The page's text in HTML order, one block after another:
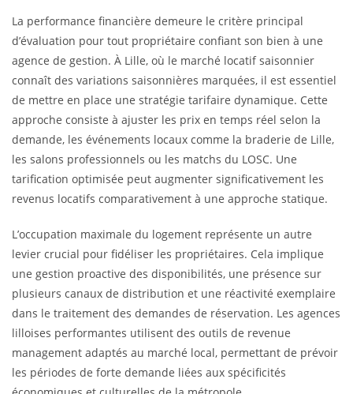
La performance financière demeure le critère principal
d’évaluation pour tout propriétaire confiant son bien à une
agence de gestion. À Lille, où le marché locatif saisonnier
connaît des variations saisonnières marquées, il est essentiel
de mettre en place une stratégie tarifaire dynamique. Cette
approche consiste à ajuster les prix en temps réel selon la
demande, les événements locaux comme la braderie de Lille,
les salons professionnels ou les matchs du LOSC. Une
tarification optimisée peut augmenter significativement les
revenus locatifs comparativement à une approche statique.
L’occupation maximale du logement représente un autre
levier crucial pour fidéliser les propriétaires. Cela implique
une gestion proactive des disponibilités, une présence sur
plusieurs canaux de distribution et une réactivité exemplaire
dans le traitement des demandes de réservation. Les agences
lilloises performantes utilisent des outils de revenue
management adaptés au marché local, permettant de prévoir
les périodes de forte demande liées aux spécificités